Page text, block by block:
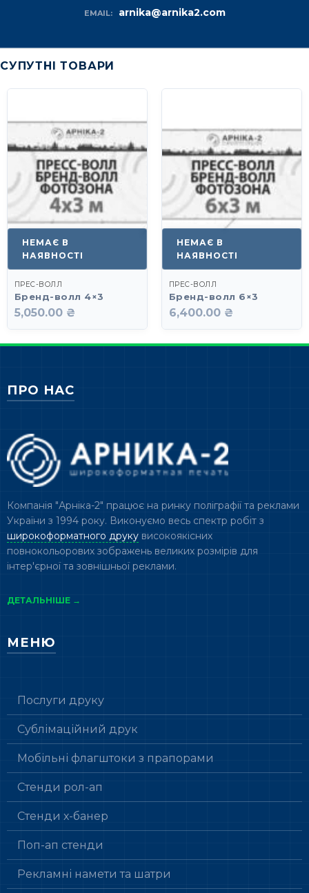
EMAIL: arnika@arnika2.com
СУПУТНІ ТОВАРИ
НЕМАЄ В
НАЯВНОСТІ
ПРЕС-ВОЛЛ
Бренд-волл 4×3
5,050.00 ₴
НЕМАЄ В
НАЯВНОСТІ
ПРЕС-ВОЛЛ
Бренд-волл 6×3
6,400.00 ₴
ПРО НАС
Компанія "Арніка-2" працює на ринку поліграфії та реклами
України з 1994 року. Виконуємо весь спектр робіт з
широкоформатного друкувисокоякісних
повнокольорових зображень великих розмірів для
інтер'єрної та зовнішньої реклами.
ДЕТАЛЬНІШЕ →
МЕНЮ
Послуги друку
Сублімаційний друк
Мобільні флагштоки з прапорами
Стенди рол-ап
Стенди х-банер
Поп-ап стенди
Рекламні намети та шатри